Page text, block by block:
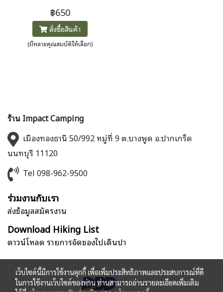
เพื่อให้เท้าของคุณแห้งและสบาย
และมีส่วนรองรับส่วนโค้งในตัว
฿650
สั่งซื้อสินค้า
(มีหลายคุณสมบัติให้เลือก)
ร้าน Impact Camping
เมืองทองธานี 50/992 หมู่ที่ 9 ต.บางพูด อ.ปากเกร็ด
นนทบุรี 11120
Tel 098-962-9500
ร่วมงานกับเรา
ส่งข้อมูลสมัครงาน
Download Hiking List
ดาวน์โหลด รายการจัดของไปเดินป่า
เว็บไซต์นี้มีการใช้งานคุกกี้ เพื่อเพิ่มประสิทธิภาพและประสบการณ์ที่ดี
ในการใช้งานเว็บไซต์ของท่าน ท่านสามารถอ่านรายละเอียดเพิ่มเติม